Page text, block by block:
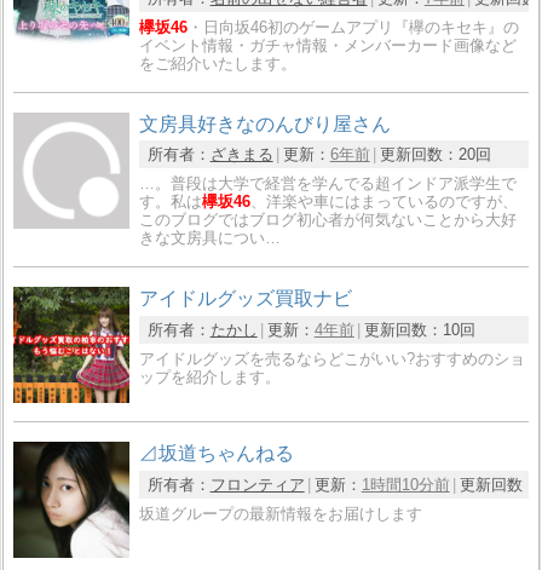
欅坂46 ・日向坂46初のゲームアプリ『欅のキセキ』の
イベント情報・ガチャ情報・メンバーカード画像など
をご紹介いたします。
文房具好きなのんびり屋さん
所有者： ざきまる 更新： 6年前 更新回数： 20回
…。普段は大学で経営を学んでる超インドア派学生で
す。私は欅坂46、洋楽や車にはまっているのですが、
このブログではブログ初心者が何気ないことから大好
きな文房具につい…
アイドルグッズ買取ナビ
所有者： たかし 更新： 4年前 更新回数： 10回
アイドルグッズを売るならどこがいい?おすすめのショ
ップを紹介します。
⊿坂道ちゃんねる
所有者： フロンティア 更新： 1時間10分前 更新回数：
坂道グループの最新情報をお届けします